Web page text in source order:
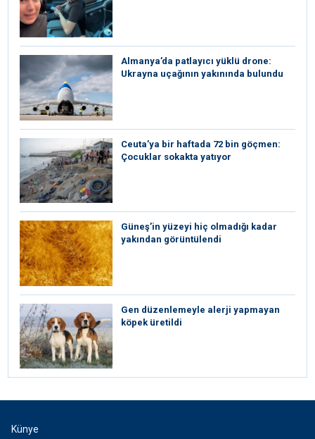
Almanya’da patlayıcı yüklü drone:
Ukrayna uçağının yakınında bulundu
Ceuta’ya bir haftada 72 bin göçmen:
Çocuklar sokakta yatıyor
Güneş’in yüzeyi hiç olmadığı kadar
yakından görüntülendi
Gen düzenlemeyle alerji yapmayan
köpek üretildi
Künye